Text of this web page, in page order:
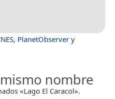
, PlanetObserver y
nombre
«Lago El Caracol».